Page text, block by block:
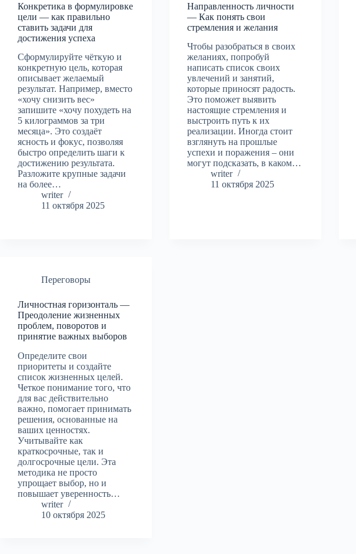
Конкретика в формулировке
цели — как правильно
ставить задачи для
достижения успеха
Сформулируйте чёткую и
конкретную цель, которая
описывает желаемый
результат. Например, вместо
«хочу снизить вес»
запишите «хочу похудеть на
5 килограммов за три
месяца». Это создаёт
ясность и фокус, позволяя
быстро определить шаги к
достижению результата.
Разложите крупные задачи
на более…
writer
11 октября 2025
Направленность личности
— Как понять свои
стремления и желания
Чтобы разобраться в своих
желаниях, попробуй
написать список своих
увлечений и занятий,
которые приносят радость.
Это поможет выявить
настоящие стремления и
выстроить путь к их
реализации. Иногда стоит
взглянуть на прошлые
успехи и поражения – они
могут подсказать, в каком…
writer
11 октября 2025
Переговоры
Личностная горизонталь —
Преодоление жизненных
проблем, поворотов и
принятие важных выборов
Определите свои
приоритеты и создайте
список жизненных целей.
Четкое понимание того, что
для вас действительно
важно, помогает принимать
решения, основанные на
ваших ценностях.
Учитывайте как
краткосрочные, так и
долгосрочные цели. Эта
методика не просто
упрощает выбор, но и
повышает уверенность…
writer
10 октября 2025